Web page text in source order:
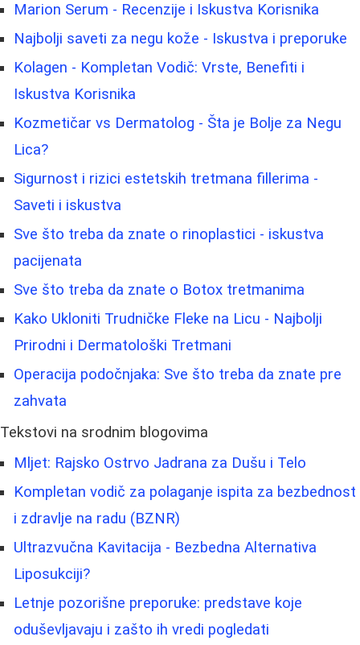
Marion Serum - Recenzije i Iskustva Korisnika
Najbolji saveti za negu kože - Iskustva i preporuke
Kolagen - Kompletan Vodič: Vrste, Benefiti i
Iskustva Korisnika
Kozmetičar vs Dermatolog - Šta je Bolje za Negu
Lica?
Sigurnost i rizici estetskih tretmana fillerima -
Saveti i iskustva
Sve što treba da znate o rinoplastici - iskustva
pacijenata
Sve što treba da znate o Botox tretmanima
Kako Ukloniti Trudničke Fleke na Licu - Najbolji
Prirodni i Dermatološki Tretmani
Operacija podočnjaka: Sve što treba da znate pre
zahvata
Tekstovi na srodnim blogovima
Mljet: Rajsko Ostrvo Jadrana za Dušu i Telo
Kompletan vodič za polaganje ispita za bezbednost
i zdravlje na radu (BZNR)
Ultrazvučna Kavitacija - Bezbedna Alternativa
Liposukciji?
Letnje pozorišne preporuke: predstave koje
oduševljavaju i zašto ih vredi pogledati